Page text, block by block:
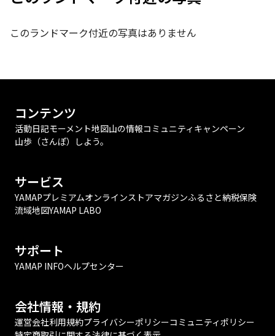
このランドマーク付近の写真はありません
コンテンツ
活動日記モーメント地図山の情報コミュニティ キャンペーン
山歩（さんぽ）しよう。
サービス
YAMAPプレミアムオンラインストアマガジンふるさと納税保険
流域地図YAMAP LABO
サポート
YAMAP INFOヘルプセンター
会社情報・規約
運営会社利用規約プライバシーポリシーコミュニティポリシー